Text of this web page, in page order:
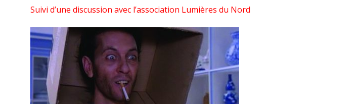
Suivi d’une discussion avec l’association Lumières du Nord